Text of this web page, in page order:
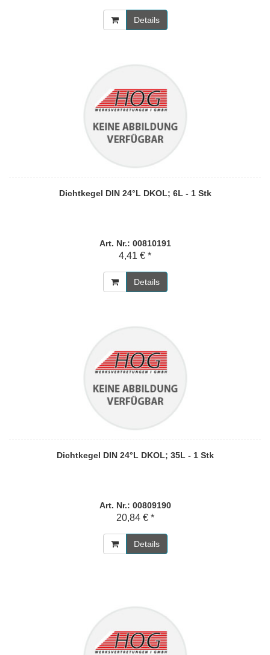
Details
Dichtkegel DIN 24°L DKOL; 6L - 1 Stk
Art. Nr.: 00810191
4,41 € *
Details
Dichtkegel DIN 24°L DKOL; 35L - 1 Stk
Art. Nr.: 00809190
20,84 € *
Details